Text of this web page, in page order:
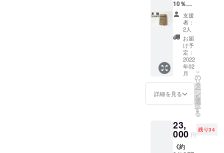
にも、
通院に
も便
利！
【エコ
バッグ
サイ
ズ】
本体部
分：約
29×31.5
cm ポ
ケッ
m（２
個） ※
コー
ヒーの
たド
リップ
パック
を3個も
一緒に
お届け
しま
す。 ※
デザイ
ンのタ
イプを
オプ
ださ
い。 ※
え方は
や写真
撮影環
境によ
り違っ
て見え
る場合
があり
ます。
10％OF
F》ベビ
サポ
バッ
グ
ベー
ジュ1個
＋ お礼
の手紙
限定5個
一般販
売価
格
23,650
込・送
料無
料） ※
実際の
支援
者：
2人
お届
け予
定：
2022
年02
月
詳細を見る
こ
の
リ
タ
ー
ン
を
選
択
す
る
23,
000 円
残り34
《約